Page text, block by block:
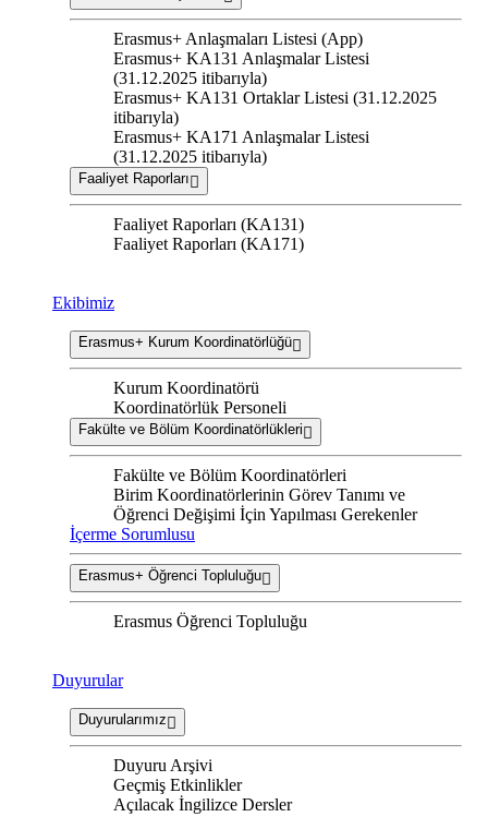
Erasmus+ Anlaşmaları Listesi (App)
Erasmus+ KA131 Anlaşmalar Listesi
(31.12.2025 itibarıyla)
Erasmus+ KA131 Ortaklar Listesi (31.12.2025
itibarıyla)
Erasmus+ KA171 Anlaşmalar Listesi
(31.12.2025 itibarıyla)
Faaliyet Raporları
Faaliyet Raporları (KA131)
Faaliyet Raporları (KA171)
Ekibimiz
Erasmus+ Kurum Koordinatörlüğü
Kurum Koordinatörü
Koordinatörlük Personeli
Fakülte ve Bölüm Koordinatörlükleri
Fakülte ve Bölüm Koordinatörleri
Birim Koordinatörlerinin Görev Tanımı ve
Öğrenci Değişimi İçin Yapılması Gerekenler
İçerme Sorumlusu
Erasmus+ Öğrenci Topluluğu
Erasmus Öğrenci Topluluğu
Duyurular
Duyurularımız
Duyuru Arşivi
Geçmiş Etkinlikler
Açılacak İngilizce Dersler